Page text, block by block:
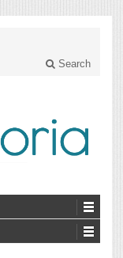
Search